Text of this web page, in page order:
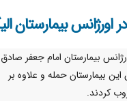
اورژانس بیمارستان
بیمارستان امام جعفر صادق
بیمارستان حمله و علاوه بر
کردند.